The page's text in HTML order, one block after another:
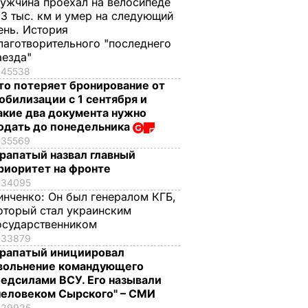
тыс. км и умер на следующий
История
"последнего
45538
потеряет бронирование от
с 1 сентября и
два документа нужно
до понедельника
35569
назвал главный
на фронте
34095
Он был генералом КГБ,
стал украинским
33879
инициировал
командующего
ВСУ. Его называли
Сырского" – СМИ